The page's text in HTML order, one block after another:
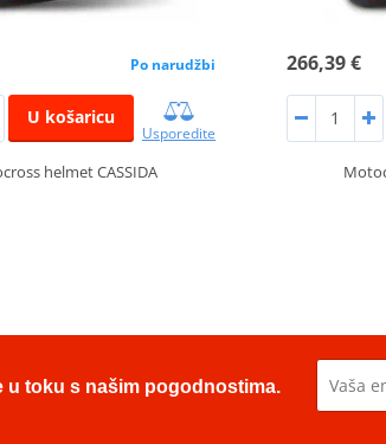
Po narudžbi
U košaricu
Usporedite
helmet CASSIDA
266,39 €
u toku s našim pogodnostima.